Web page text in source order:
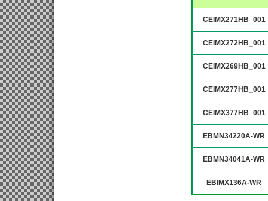
CEIMX271HB_001
CEIMX272HB_001
CEIMX269HB_001
CEIMX277HB_001
CEIMX377HB_001
EBMN34220A-WR
EBMN34041A-WR
EBIMX136A-WR